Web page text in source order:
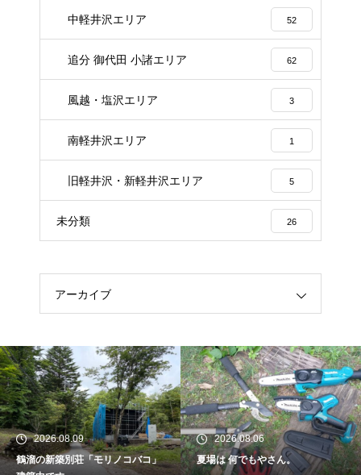
中軽井沢エリア 52
追分 御代田 小諸エリア 62
風越・塩沢エリア 3
南軽井沢エリア 1
旧軽井沢・新軽井沢エリア 5
未分類 26
アーカイブ
2026.08.09
鶴溜の新築別荘「モリノコバコ」
2026.08.06
夏場は 何でもやさん。